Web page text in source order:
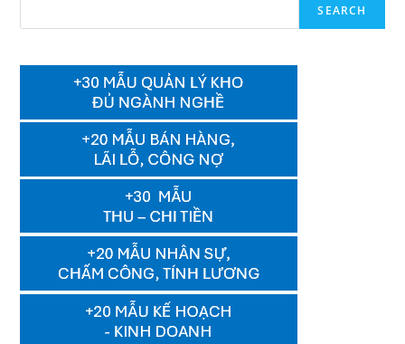
SEARCH